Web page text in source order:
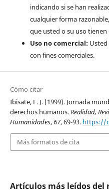
indicando si se han
cualquier forma
que usted o su uso
Uso no comercial:Usted
con fines comerciales.
Cómo citar
Ibisate, F. J. (1999). Jornada
derechos humanos.Realidad,
Humanidades,67, 69-93. https://
Más formatos de cita
Artículos más leídos